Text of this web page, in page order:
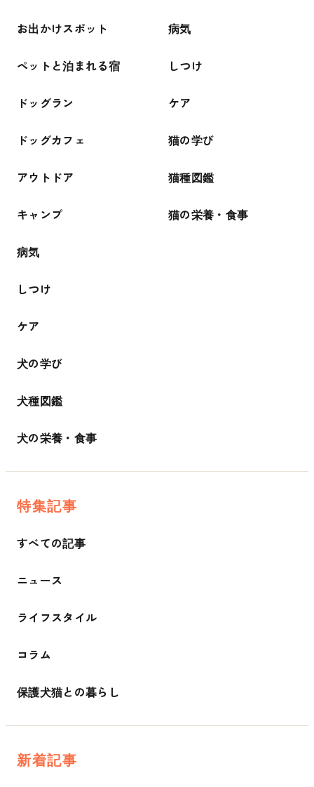
お出かけスポット
ペットと泊まれる宿
ドッグラン
ドッグカフェ
アウトドア
キャンプ
病気
しつけ
ケア
犬の学び
犬種図鑑
犬の栄養・食事
病気
しつけ
ケア
猫の学び
猫種図鑑
猫の栄養・食事
特集記事
すべての記事
ニュース
ライフスタイル
コラム
保護犬猫との暮らし
新着記事